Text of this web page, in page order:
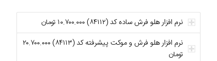
نرم افزار هلو فرش ساده کد (۸۴۱۱۲) ۱۰.۷۰۰.۰۰۰ تومان
نرم افزار هلو فرش و موکت پيشرفته کد (۸۴۱۱۳) ۲۰.۷۰۰.۰۰۰
تومان